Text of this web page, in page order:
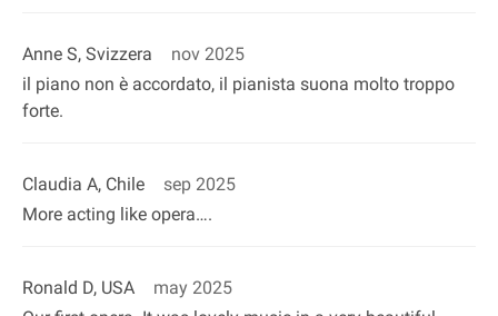
Anne S, Svizzera
nov 2025
il piano non è accordato, il pianista suona molto troppo
forte.
Claudia A, Chile
sep 2025
More acting like opera….
Ronald D, USA
may 2025